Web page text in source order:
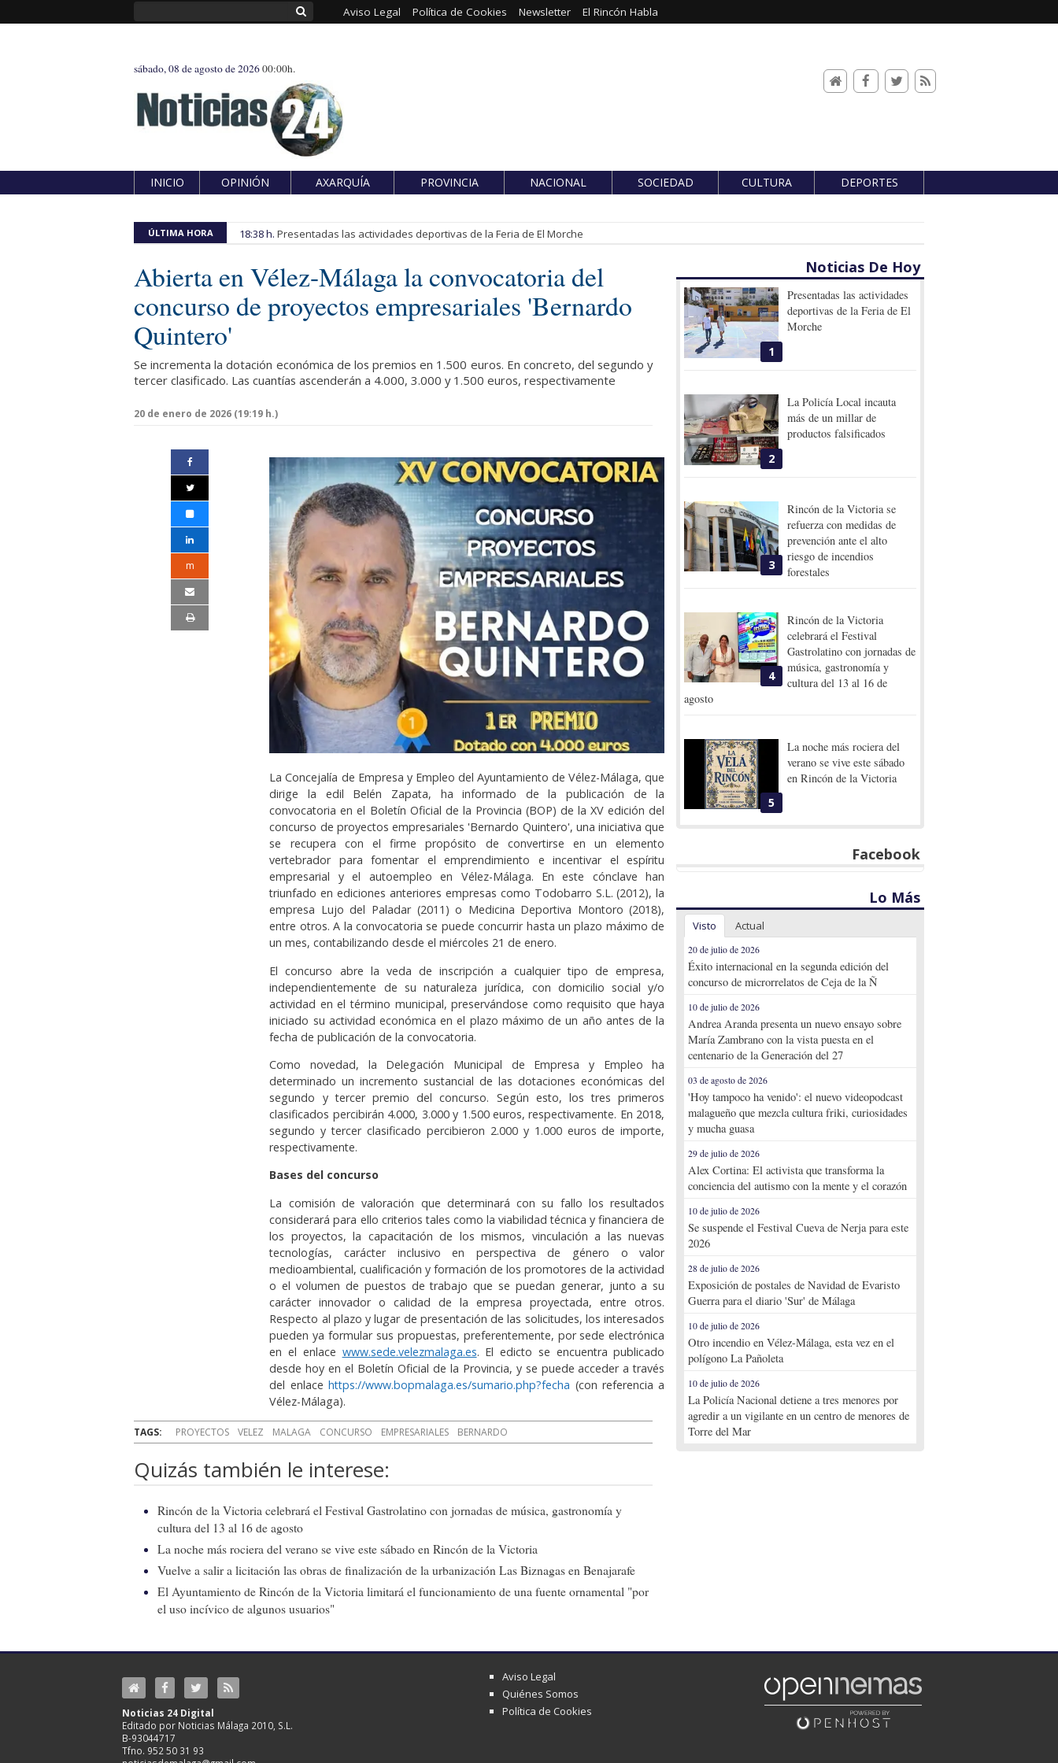
Aviso Legal Política de Cookies Newsletter El Rincón Habla
sábado, 08 de agosto de 202600:00h.
INICIO OPINIÓN AXARQUÍA PROVINCIA NACIONAL SOCIEDAD CULTURA DEPORTES
ÚLTIMA HORA 18:38 h. Presentadas las actividades deportivas de la Feria de El Morche
Abierta en Vélez-Málaga la convocatoria del
concurso de proyectos empresariales 'Bernardo
Quintero'
Se incrementa la dotación económica de los premios en 1.500 euros. En concreto, del segundo y
tercer clasificado. Las cuantías ascenderán a 4.000, 3.000 y 1.500 euros, respectivamente
20 de enero de 2026 (19:19 h.)
m
La Concejalía de Empresa y Empleo del Ayuntamiento de Vélez-Málaga, que
dirige la edil Belén Zapata, ha informado de la publicación de la
convocatoria en el Boletín Oficial de la Provincia (BOP) de la XV edición del
concurso de proyectos empresariales 'Bernardo Quintero', una iniciativa que
se recupera con el firme propósito de convertirse en un elemento
vertebrador para fomentar el emprendimiento e incentivar el espíritu
empresarial y el autoempleo en Vélez-Málaga. En este cónclave han
triunfado en ediciones anteriores empresas como Todobarro S.L. (2012), la
empresa Lujo del Paladar (2011) o Medicina Deportiva Montoro (2018),
entre otros. A la convocatoria se puede concurrir hasta un plazo máximo de
un mes, contabilizando desde el miércoles 21 de enero.
El concurso abre la veda de inscripción a cualquier tipo de empresa,
independientemente de su naturaleza jurídica, con domicilio social y/o
actividad en el término municipal, preservándose como requisito que haya
iniciado su actividad económica en el plazo máximo de un año antes de la
fecha de publicación de la convocatoria.
Como novedad, la Delegación Municipal de Empresa y Empleo ha
determinado un incremento sustancial de las dotaciones económicas del
segundo y tercer premio del concurso. Según esto, los tres primeros
clasificados percibirán 4.000, 3.000 y 1.500 euros, respectivamente. En 2018,
segundo y tercer clasificado percibieron 2.000 y 1.000 euros de importe,
respectivamente.
Bases del concurso
La comisión de valoración que determinará con su fallo los resultados
considerará para ello criterios tales como la viabilidad técnica y financiera de
los proyectos, la capacitación de los mismos, vinculación a las nuevas
tecnologías, carácter inclusivo en perspectiva de género o valor
medioambiental, cualificación y formación de los promotores de la actividad
o el volumen de puestos de trabajo que se puedan generar, junto a su
carácter innovador o calidad de la empresa proyectada, entre otros.
Respecto al plazo y lugar de presentación de las solicitudes, los interesados
pueden ya formular sus propuestas, preferentemente, por sede electrónica
en el enlace www.sede.velezmalaga.es. El edicto se encuentra publicado
desde hoy en el Boletín Oficial de la Provincia, y se puede acceder a través
del enlacehttps://www.bopmalaga.es/sumario.php?fecha (con referencia a
Vélez-Málaga).
TAGS: PROYECTOS VELEZ MALAGA CONCURSO EMPRESARIALES BERNARDO
Quizás también le interese:
Rincón de la Victoria celebrará el Festival Gastrolatino con jornadas de música, gastronomía y
cultura del 13 al 16 de agosto
La noche más rociera del verano se vive este sábado en Rincón de la Victoria
Vuelve a salir a licitación las obras de finalización de la urbanización Las Biznagas en Benajarafe
El Ayuntamiento de Rincón de la Victoria limitará el funcionamiento de una fuente ornamental "por
el uso incívico de algunos usuarios"
Noticias De Hoy
1
Presentadas las actividades
deportivas de la Feria de El
Morche
2
La Policía Local incauta
más de un millar de
productos falsificados
3
Rincón de la Victoria se
refuerza con medidas de
prevención ante el alto
riesgo de incendios
forestales
4
Rincón de la Victoria
celebrará el Festival
Gastrolatino con jornadas de
música, gastronomía y
cultura del 13 al 16 de
agosto
5
La noche más rociera del
verano se vive este sábado
en Rincón de la Victoria
Facebook
Lo Más
Visto Actual
20 de julio de 2026
Éxito internacional en la segunda edición del
concurso de microrrelatos de Ceja de la Ñ
10 de julio de 2026
Andrea Aranda presenta un nuevo ensayo sobre
María Zambrano con la vista puesta en el
centenario de la Generación del 27
03 de agosto de 2026
'Hoy tampoco ha venido': el nuevo videopodcast
malagueño que mezcla cultura friki, curiosidades
y mucha guasa
29 de julio de 2026
Alex Cortina: El activista que transforma la
conciencia del autismo con la mente y el corazón
10 de julio de 2026
Se suspende el Festival Cueva de Nerja para este
2026
28 de julio de 2026
Exposición de postales de Navidad de Evaristo
Guerra para el diario 'Sur' de Málaga
10 de julio de 2026
Otro incendio en Vélez-Málaga, esta vez en el
polígono La Pañoleta
10 de julio de 2026
La Policía Nacional detiene a tres menores por
agredir a un vigilante en un centro de menores de
Torre del Mar
Noticias 24 Digital
Editado por Noticias Málaga 2010, S.L.
B-93044717
Tfno. 952 50 31 93
Aviso Legal
Quiénes Somos
Política de Cookies